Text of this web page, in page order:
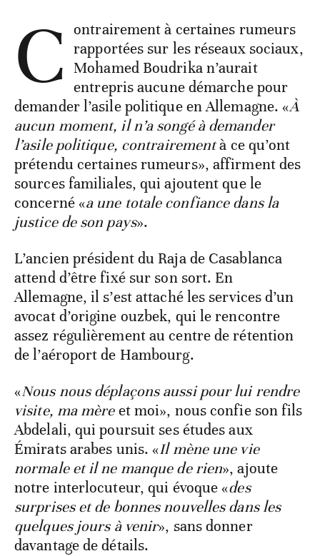
C ontrairement à certaines rumeurs
rapportées sur les réseaux sociaux,
Mohamed Boudrika n’aurait
entrepris aucune démarche pour
demander l’asile politique en Allemagne. «À
aucun moment, il n’a songé à demander
l’asile politique, contrairementà ce qu’ont
prétendu certaines rumeurs», affirment des
sources familiales, qui ajoutent que le
concerné «a une totale confiance dans la
justice de son pays».
L’ancien président du Raja de Casablanca
attend d’être fixé sur son sort. En
Allemagne, il s’est attaché les services d’un
avocat d’origine ouzbek, qui le rencontre
assez régulièrement au centre de rétention
de l’aéroport de Hambourg.
«Nous nous déplaçons aussi pour lui rendre
visite, ma mèreet moi», nous confie son fils
Abdelali, qui poursuit ses études aux
Émirats arabes unis. «Il mène une vie
normale et il ne manque de rien», ajoute
notre interlocuteur, qui évoque «des
surprises et de bonnes nouvelles dans les
quelques jours à venir», sans donner
davantage de détails.